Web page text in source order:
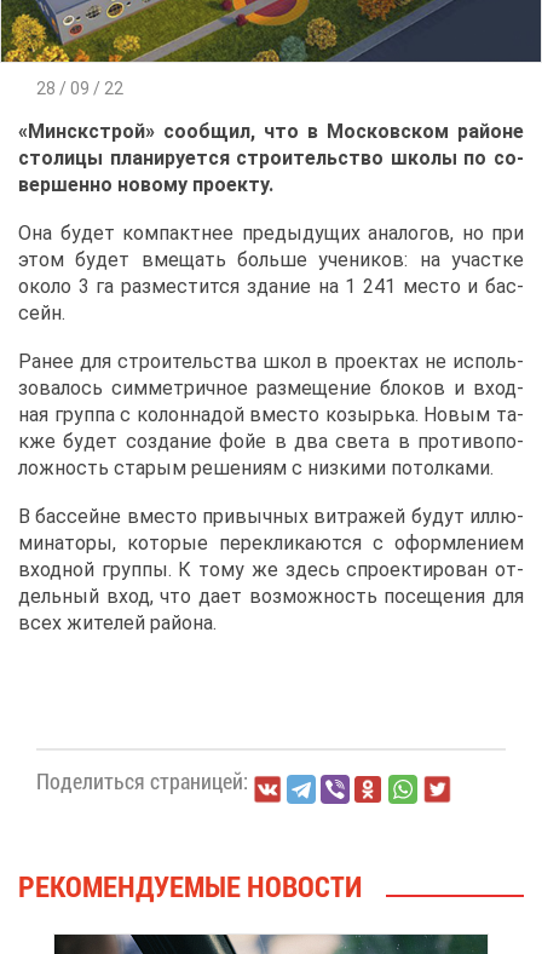
28 / 09 / 22
«Мин­ск­строй» со­об­щил, что в Мос­ков­ском рай­оне
сто­ли­цы пла­ни­ру­ет­ся стро­и­тель­ство шко­лы по со­
вер­шен­но но­во­му про­ек­ту.
Она бу­дет ком­пакт­нее преды­ду­щих ана­ло­гов, но при
этом бу­дет вме­щать боль­ше уче­ни­ков: на участ­ке
око­ло 3 га раз­ме­стит­ся зда­ние на 1 241 ме­сто и бас­
сейн.
Ра­нее для стро­и­тель­ства школ в про­ек­тах не ис­поль­
зо­ва­лось сим­мет­рич­ное раз­ме­ще­ние бло­ков и вход­
ная груп­па с ко­лон­на­дой вме­сто ко­зырь­ка. Но­вым та­
к­же бу­дет со­зда­ние фойе в два све­та в про­ти­во­по­
лож­ность ста­рым ре­ше­ни­ям с низ­ки­ми по­тол­ка­ми.
В бас­сейне вме­сто при­выч­ных вит­ра­жей бу­дут ил­лю­
ми­на­то­ры, ко­то­рые пе­ре­кли­ка­ют­ся с оформ­ле­ни­ем
вход­ной груп­пы. К то­му же здесь спро­ек­ти­ро­ван от­
дель­ный вход, что да­ет воз­мож­ность по­се­ще­ния для
всех жи­те­лей рай­о­на.
По­де­лить­ся стра­ни­цей:
РЕ­КО­МЕН­ДУ­Е­МЫЕ НО­ВО­СТИ